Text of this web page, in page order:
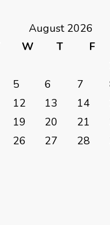
August 2026
W T F
5 6 7
12 13 14
19 20 21
26 27 28